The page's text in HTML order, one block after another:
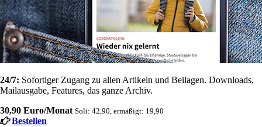
24/7: Sofortiger Zugang zu allen Artikeln und Beilagen. Downloads,
Mailausgabe, Features, das ganze Archiv.
30,90 Euro/Monat Soli: 42,90, ermäßigt: 19,90
Bestellen